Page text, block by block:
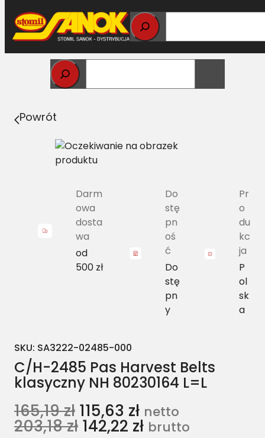
Przejdź
do
treści
Strona główna>
klasyczny NH 80230164 L=L
Powrót
Darm
owa
dosta
wa
od
500 zł
Do
stę
pn
oś
ć
Do
stę
pn
y
Pr
o
du
kc
ja
P
ol
sk
a
SKU: SA3222-02485-000
C/H-2485 Pas Harvest Belts
klasyczny NH 80230164 L=L
165,19zł 115,63 zł netto
203,18zł 142,22 zł brutto